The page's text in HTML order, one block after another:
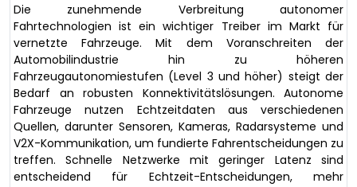
Die zunehmende Verbreitung autonomer
Fahrtechnologien ist ein wichtiger Treiber im Markt für
vernetzte Fahrzeuge. Mit dem Voranschreiten der
Automobilindustrie hin zu höheren
Fahrzeugautonomiestufen (Level 3 und höher) steigt der
Bedarf an robusten Konnektivitätslösungen. Autonome
Fahrzeuge nutzen Echtzeitdaten aus verschiedenen
Quellen, darunter Sensoren, Kameras, Radarsysteme und
V2X-Kommunikation, um fundierte Fahrentscheidungen zu
treffen. Schnelle Netzwerke mit geringer Latenz sind
entscheidend für Echtzeit-Entscheidungen, mehr